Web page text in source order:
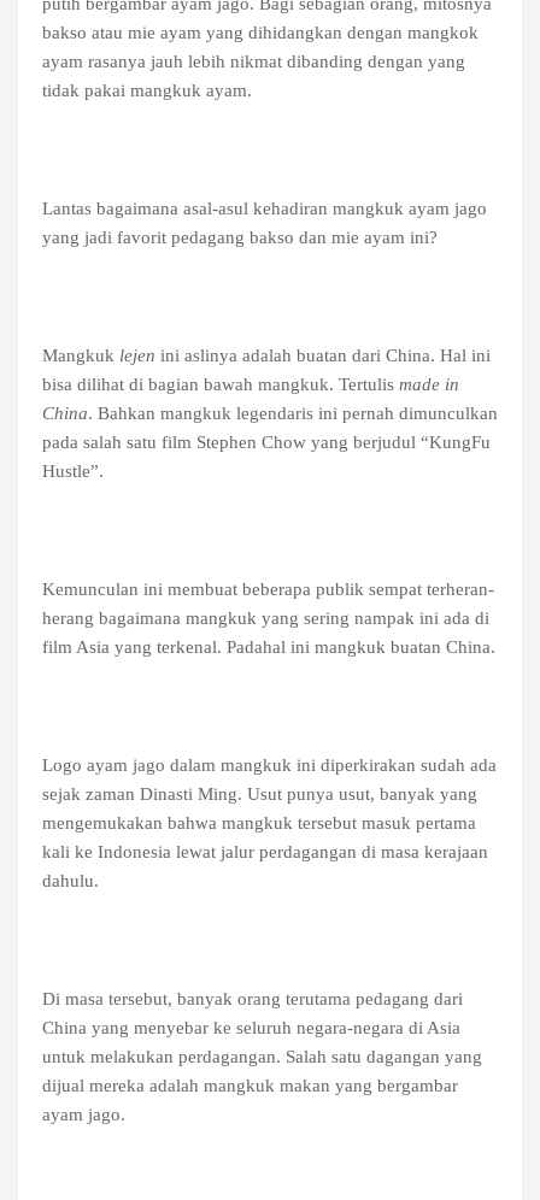
putih bergambar ayam jago. Bagi sebagian orang, mitosnya
bakso atau mie ayam yang dihidangkan dengan mangkok
ayam rasanya jauh lebih nikmat dibanding dengan yang
tidak pakai mangkuk ayam.
Lantas bagaimana asal-asul kehadiran mangkuk ayam jago
yang jadi favorit pedagang bakso dan mie ayam ini?
Mangkuk lejen ini aslinya adalah buatan dari China. Hal ini
bisa dilihat di bagian bawah mangkuk. Tertulis made in
China. Bahkan mangkuk legendaris ini pernah dimunculkan
pada salah satu film Stephen Chow yang berjudul “KungFu
Hustle”.
Kemunculan ini membuat beberapa publik sempat terheran-
herang bagaimana mangkuk yang sering nampak ini ada di
film Asia yang terkenal. Padahal ini mangkuk buatan China.
Logo ayam jago dalam mangkuk ini diperkirakan sudah ada
sejak zaman Dinasti Ming. Usut punya usut, banyak yang
mengemukakan bahwa mangkuk tersebut masuk pertama
kali ke Indonesia lewat jalur perdagangan di masa kerajaan
dahulu.
Di masa tersebut, banyak orang terutama pedagang dari
China yang menyebar ke seluruh negara-negara di Asia
untuk melakukan perdagangan. Salah satu dagangan yang
dijual mereka adalah mangkuk makan yang bergambar
ayam jago.